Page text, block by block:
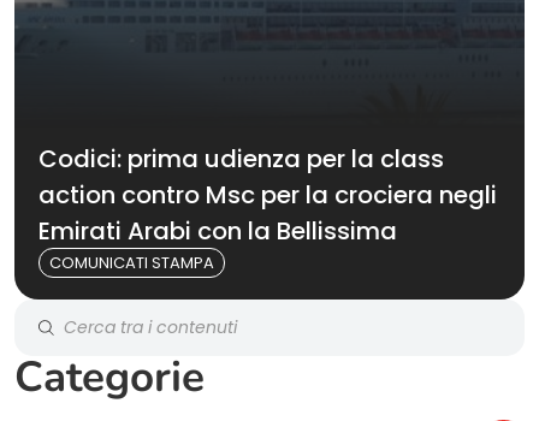
Codici: prima udienza per la class
action contro Msc per la crociera negli
Emirati Arabi con la Bellissima
COMUNICATI STAMPA
Categorie